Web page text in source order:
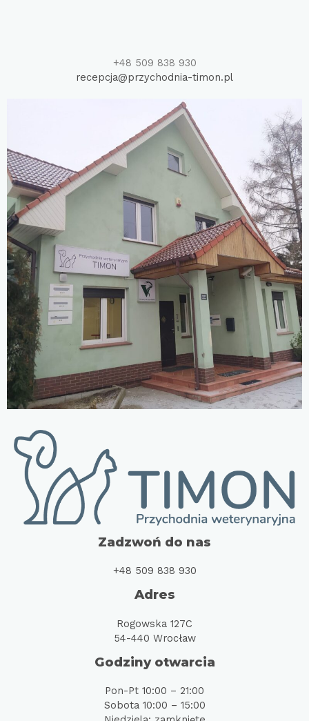
+48 509 838 930
recepcja@przychodnia-timon.pl
Zadzwoń do nas
+48 509 838 930
Adres
Rogowska 127C
54-440 Wrocław
Godziny otwarcia
Pon-Pt 10:00 – 21:00
Sobota 10:00 – 15:00